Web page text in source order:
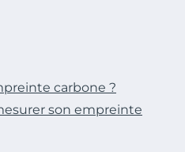
carbone ?
son empreinte